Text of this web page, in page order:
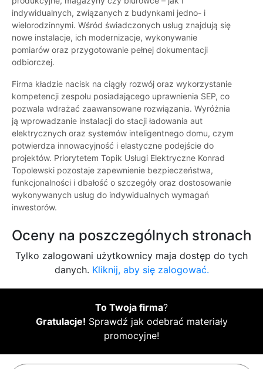
indywidualnych, związanych z budynkami jedno- i
wielorodzinnymi. Wśród świadczonych usług znajdują się
nowe instalacje, ich modernizacje, wykonywanie
pomiarów oraz przygotowanie pełnej dokumentacji
odbiorczej.
Firma kładzie nacisk na ciągły rozwój oraz wykorzystanie
kompetencji zespołu posiadającego uprawnienia SEP, co
pozwala wdrażać zaawansowane rozwiązania. Wyróżnia
ją wprowadzanie instalacji do stacji ładowania aut
elektrycznych oraz systemów inteligentnego domu, czym
potwierdza innowacyjność i elastyczne podejście do
projektów. Priorytetem Topik Usługi Elektryczne Konrad
Topolewski pozostaje zapewnienie bezpieczeństwa,
funkcjonalności i dbałość o szczegóły oraz dostosowanie
wykonywanych usług do indywidualnych wymagań
inwestorów.
Oceny na poszczególnych stronach
Tylko zalogowani użytkownicy maja dostęp do tych
danych. Kliknij, aby się zalogować.
To Twoja firma?
Gratulacje! Sprawdź jak odebrać materiały
promocyjne!